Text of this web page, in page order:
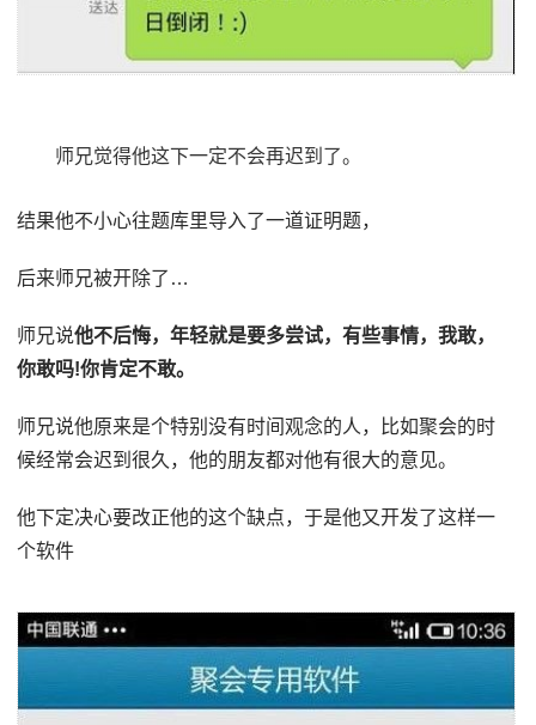
师兄觉得他这下一定不会再迟到了。
结果他不小心往题库里导入了一道证明题，
后来师兄被开除了…
师兄说他不后悔，年轻就是要多尝试，有些事情，我敢，
你敢吗!你肯定不敢。
师兄说他原来是个特别没有时间观念的人，比如聚会的时
候经常会迟到很久，他的朋友都对他有很大的意见。
他下定决心要改正他的这个缺点，于是他又开发了这样一
个软件